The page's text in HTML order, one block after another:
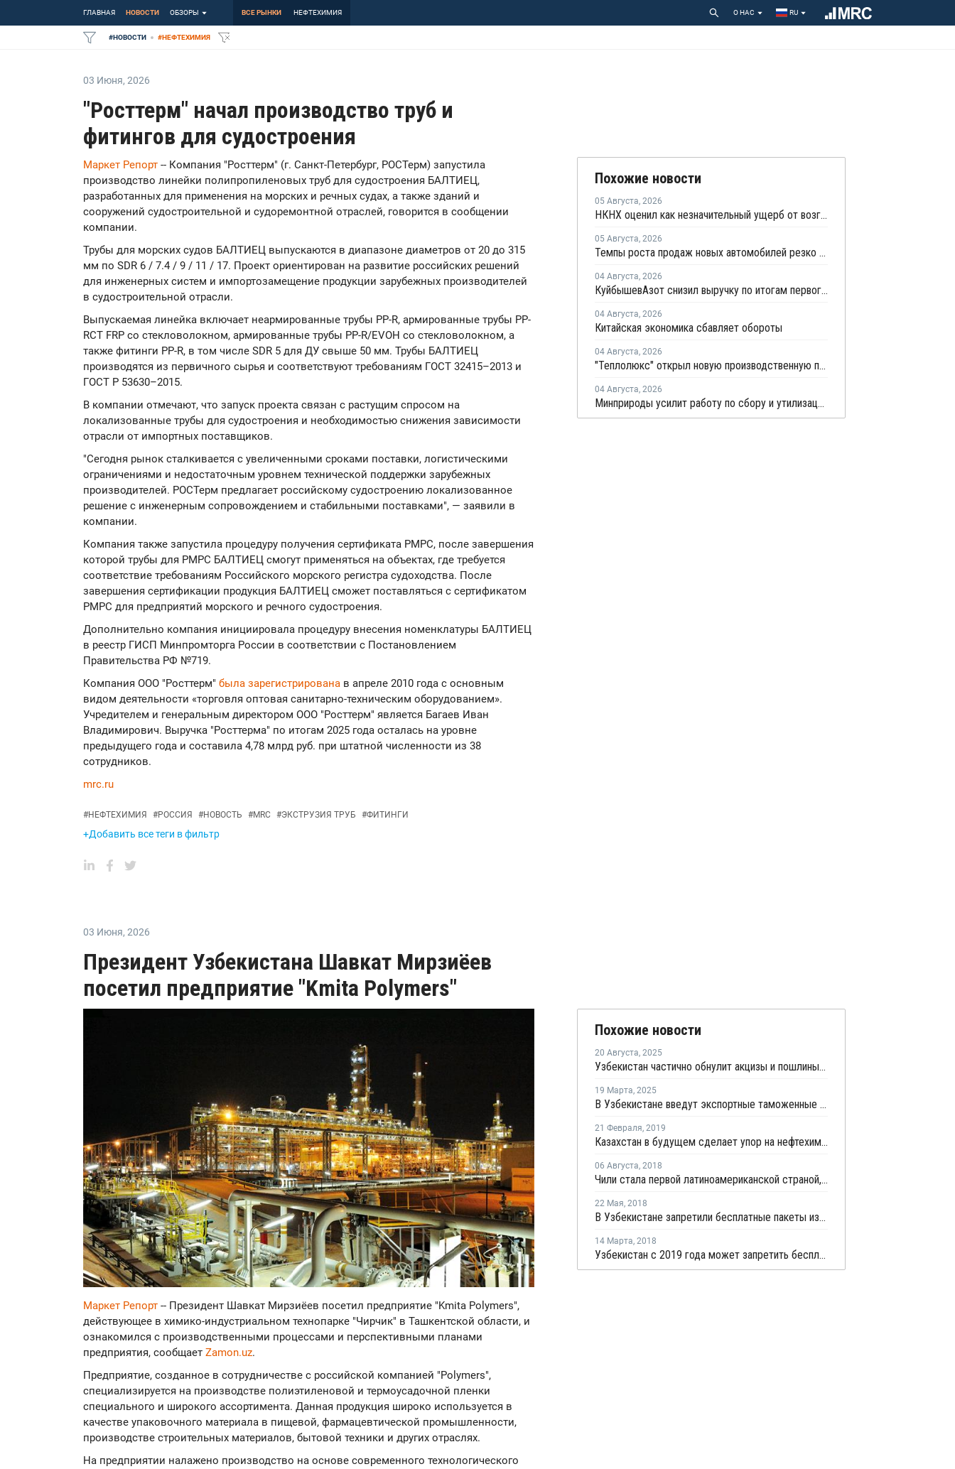
ГЛАВНАЯ НОВОСТИ ОБЗОРЫ ВСЕ РЫНКИ НЕФТЕХИМИЯ О НАС RU
#НОВОСТИ #НЕФТЕХИМИЯ
03 Июня, 2026
"Росттерм" начал производство труб и
фитингов для судостроения
Маркет Репорт -- Компания "Росттерм" (г. Санкт-Петербург, РОСТерм) запустила
производство линейки полипропиленовых труб для судостроения БАЛТИЕЦ,
разработанных для применения на морских и речных судах, а также зданий и
сооружений судостроительной и судоремонтной отраслей, говорится в сообщении
компании.
Трубы для морских судов БАЛТИЕЦ выпускаются в диапазоне диаметров от 20 до 315
мм по SDR 6 / 7.4 / 9 / 11 / 17. Проект ориентирован на развитие российских решений
для инженерных систем и импортозамещение продукции зарубежных производителей
в судостроительной отрасли.
Выпускаемая линейка включает неармированные трубы PP-R, армированные трубы PP-
RCT FRP со стекловолокном, армированные трубы PP-R/EVOH со стекловолокном, а
также фитинги PP-R, в том числе SDR 5 для ДУ свыше 50 мм. Трубы БАЛТИЕЦ
производятся из первичного сырья и соответствуют требованиям ГОСТ 32415–2013 и
ГОСТ Р 53630–2015.
В компании отмечают, что запуск проекта связан с растущим спросом на
локализованные трубы для судостроения и необходимостью снижения зависимости
отрасли от импортных поставщиков.
"Сегодня рынок сталкивается с увеличенными сроками поставки, логистическими
ограничениями и недостаточным уровнем технической поддержки зарубежных
производителей. РОСТерм предлагает российскому судостроению локализованное
решение с инженерным сопровождением и стабильными поставками", — заявили в
компании.
Компания также запустила процедуру получения сертификата РМРС, после завершения
которой трубы для РМРС БАЛТИЕЦ смогут применяться на объектах, где требуется
соответствие требованиям Российского морского регистра судоходства. После
завершения сертификации продукция БАЛТИЕЦ сможет поставляться с сертификатом
РМРС для предприятий морского и речного судостроения.
Дополнительно компания инициировала процедуру внесения номенклатуры БАЛТИЕЦ
в реестр ГИСП Минпромторга России в соответствии с Постановлением
Правительства РФ №719.
Компания ООО "Росттерм" была зарегистрирована в апреле 2010 года с основным
видом деятельности «торговля оптовая санитарно-техническим оборудованием».
Учредителем и генеральным директором ООО "Росттерм" является Багаев Иван
Владимирович. Выручка "Росттерма" по итогам 2025 года осталась на уровне
предыдущего года и составила 4,78 млрд руб. при штатной численности из 38
сотрудников.
mrc.ru
#НЕФТЕХИМИЯ #РОССИЯ #НОВОСТЬ #MRC #ЭКСТРУЗИЯ ТРУБ #ФИТИНГИ
+Добавить все теги в фильтр
Похожие новости
05 Августа, 2026
НКНХ оценил как незначительный ущерб от возгорания на линии полистирола
05 Августа, 2026
Темпы роста продаж новых автомобилей резко замедлились
04 Августа, 2026
КуйбышевАзот снизил выручку по итогам первого полугодия 2026 года
04 Августа, 2026
Китайская экономика сбавляет обороты
04 Августа, 2026
"Теплолюкс" открыл новую производственную площадку по выпуску инженерных систем
04 Августа, 2026
Минприроды усилит работу по сбору и утилизации отработанных шин
03 Июня, 2026
Президент Узбекистана Шавкат Мирзиёев
посетил предприятие "Kmita Polymers"
Маркет Репорт -- Президент Шавкат Мирзиёев посетил предприятие "Kmita Polymers",
действующее в химико-индустриальном технопарке "Чирчик" в Ташкентской области, и
ознакомился с производственными процессами и перспективными планами
предприятия, сообщает Zamon.uz.
Предприятие, созданное в сотрудничестве с российской компанией "Polymers",
специализируется на производстве полиэтиленовой и термоусадочной пленки
специального и широкого ассортимента. Данная продукция широко используется в
качестве упаковочного материала в пищевой, фармацевтической промышленности,
производстве строительных материалов, бытовой техники и других отраслях.
На предприятии налажено производство на основе современного технологического
Похожие новости
20 Августа, 2025
Узбекистан частично обнулит акцизы и пошлины на импорт пластика
19 Марта, 2025
В Узбекистане введут экспортные таможенные пошлины на 86 видов товаров
21 Февраля, 2019
Казахстан в будущем сделает упор на нефтехимию
06 Августа, 2018
Чили стала первой латиноамериканской страной, запретившей полиэтиленовые пакеты
22 Мая, 2018
В Узбекистане запретили бесплатные пакеты из полимерной пленки
14 Марта, 2018
Узбекистан с 2019 года может запретить бесплатную выдачу пакетов из полимерных пленок